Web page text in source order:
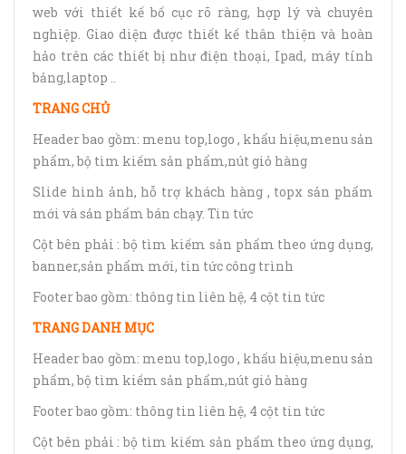
web với thiết kế bố cục rõ ràng, hợp lý và chuyên
nghiệp. Giao diện được thiết kế thân thiện và hoàn
hảo trên các thiết bị như điện thoại, Ipad, máy tính
bảng,laptop ..
TRANG CHỦ
Header bao gồm: menu top,logo , khẩu hiệu,menu sản
phẩm, bộ tìm kiếm sản phẩm,nút giỏ hàng
Slide hình ảnh, hỗ trợ khách hàng , topx sản phẩm
mới và sản phẩm bán chạy. Tin tức
Cột bên phải : bộ tìm kiếm sản phẩm theo ứng dụng,
banner,sản phẩm mới, tin tức công trình
Footer bao gồm: thông tin liên hệ, 4 cột tin tức
TRANG DANH MỤC
Header bao gồm: menu top,logo , khẩu hiệu,menu sản
phẩm, bộ tìm kiếm sản phẩm,nút giỏ hàng
Footer bao gồm: thông tin liên hệ, 4 cột tin tức
Cột bên phải : bộ tìm kiếm sản phẩm theo ứng dụng,